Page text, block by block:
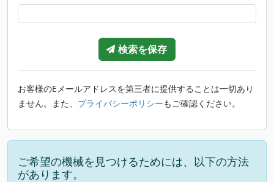
検索を保存
お客様のEメールアドレスを第三者に提供することは一切あり
ません。また、 プライバシーポリシーもご確認ください。
ご希望の機械を見つけるためには、以下の方法
があります。